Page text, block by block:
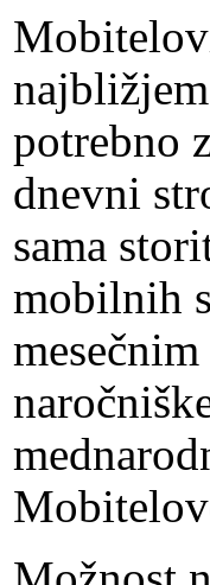
potrebno
dnevni
sama
mobilnih